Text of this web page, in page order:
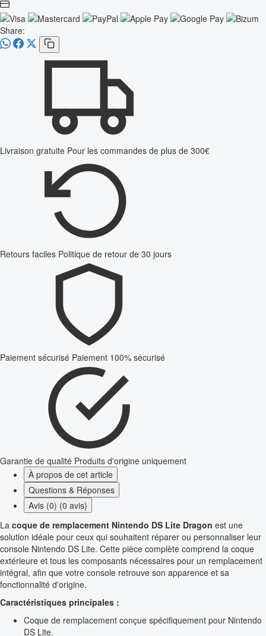
Share:
Livraison gratuite Pour les commandes de plus de 300€
Retours faciles Politique de retour de 30 jours
Paiement sécurisé Paiement 100% sécurisé
Garantie de qualité Produits d'origine uniquement
À propos de cet article
Questions & Réponses
Avis (0) (0 avis)
La coque de remplacement Nintendo DS Lite Dragon est une
solution idéale pour ceux qui souhaitent réparer ou personnaliser leur
console Nintendo DS Lite. Cette pièce complète comprend la coque
extérieure et tous les composants nécessaires pour un remplacement
intégral, afin que votre console retrouve son apparence et sa
fonctionnalité d'origine.
Caractéristiques principales :
Coque de remplacement conçue spécifiquement pour Nintendo
DS Lite.